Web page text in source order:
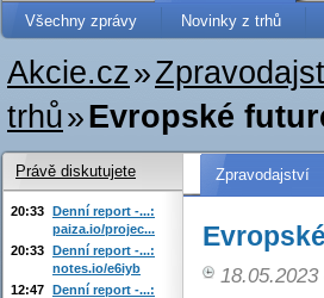
Všechny zprávy Novinky z trhů
Akcie.cz»
trhů»Evropské
Zpravodajství
Právě diskutujete
20:33 Denní report -...:
paiza.io/projec...
20:33 Denní report -...:
notes.io/e6iyb
12:47 Denní report -...: